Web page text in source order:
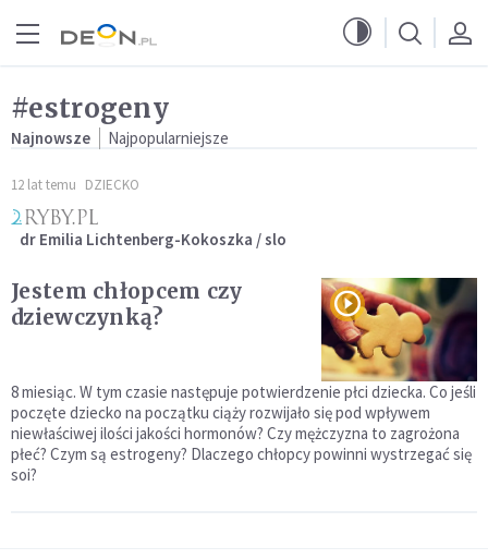
#estrogeny
Najnowsze Najpopularniejsze
12 lat temu DZIECKO
dr Emilia Lichtenberg-Kokoszka / slo
Jestem chłopcem czy
dziewczynką?
8 miesiąc. W tym czasie następuje potwierdzenie płci dziecka. Co jeśli
poczęte dziecko na początku ciąży rozwijało się pod wpływem
niewłaściwej ilości jakości hormonów? Czy mężczyzna to zagrożona
płeć? Czym są estrogeny? Dlaczego chłopcy powinni wystrzegać się
soi?